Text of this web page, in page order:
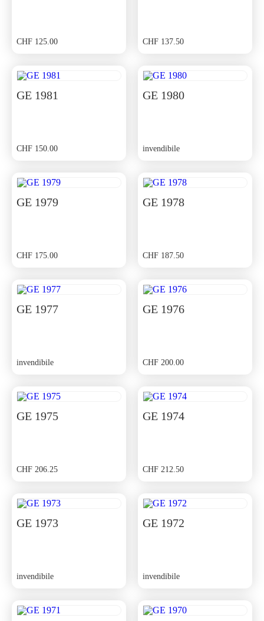
CHF 125.00 CHF 137.50
GE 1981
CHF 150.00
GE 1980
invendibile
GE 1979
CHF 175.00
GE 1978
CHF 187.50
GE 1977
invendibile
GE 1976
CHF 200.00
GE 1975
CHF 206.25
GE 1974
CHF 212.50
GE 1973
invendibile
GE 1972
invendibile